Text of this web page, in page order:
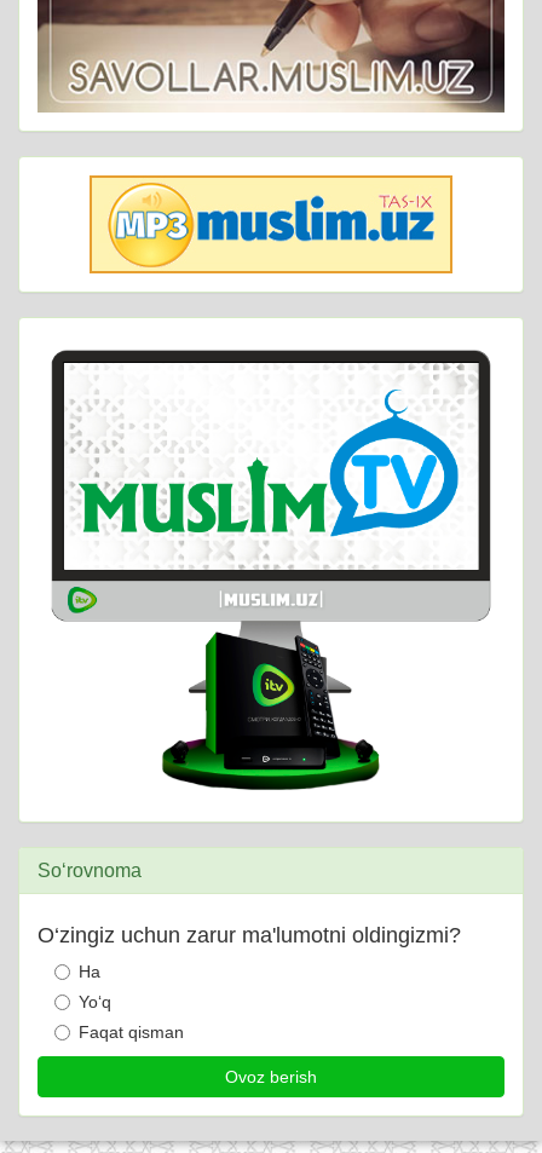
So‘rovnoma
O‘zingiz uchun zarur ma'lumotni oldingizmi?
Ha
Yo‘q
Faqat qisman